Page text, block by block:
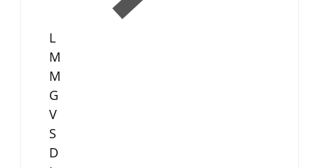
L
M
M
G
V
S
D